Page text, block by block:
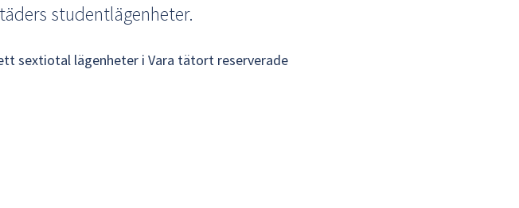
studentlägenheter.
sextiotal lägenheter i Vara tätort reserverade